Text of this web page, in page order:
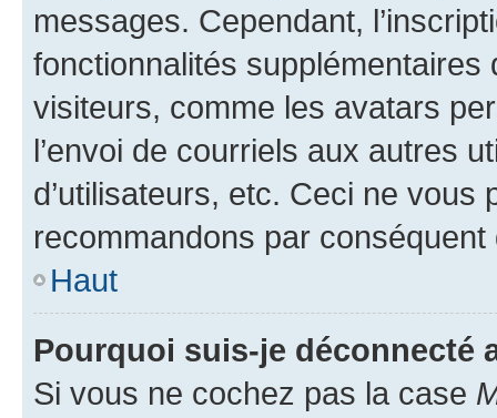
messages. Cependant,
fonctionnalités
visiteurs, comme les avatars
l’envoi de courriels aux autres
d’utilisateurs, etc. Ceci ne vous
recommandons par conséquent
Haut
Pourquoi suis-je déconnecté
Si vous ne cochez pas la case